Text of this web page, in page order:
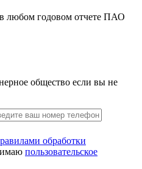
любом годовом отчете ПАО
общество если вы не
обработки
пользовательское